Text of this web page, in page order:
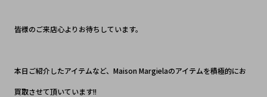
皆様のご来店心よりお待ちしています。
本日ご紹介したアイテムなど、Maison Margielaのアイテムを積極的にお
買取させて頂いています!!